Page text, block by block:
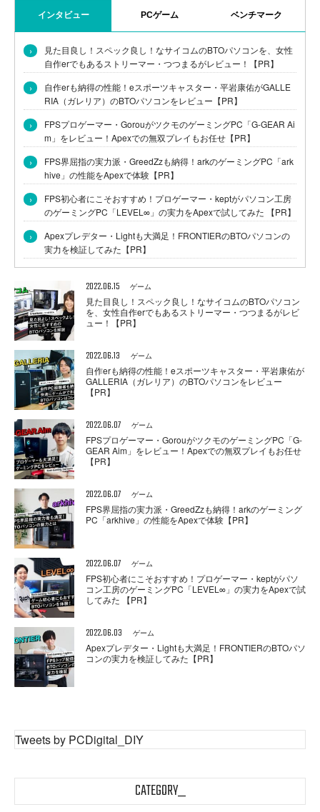
インタビュー PCゲーム ベンチマーク
›
見た目良し！スペック良し！なサイコムのBTOパソコンを、女性
自作erでもあるストリーマー・つつまるがレビュー！【PR】
›
自作erも納得の性能！eスポーツキャスター・平岩康佑がGALLE
RIA（ガレリア）のBTOパソコンをレビュー【PR】
›
FPSプロゲーマー・GorouがツクモのゲーミングPC「G-GEAR Ai
m」をレビュー！Apexでの無双プレイもお任せ【PR】
›
FPS界屈指の実力派・GreedZzも納得！arkのゲーミングPC「ark
hive」の性能をApexで体験【PR】
›
FPS初心者にこそおすすめ！プロゲーマー・keptがパソコン工房
のゲーミングPC「LEVEL∞」の実力をApexで試してみた 【PR】
›
Apexプレデター・Lightも大満足！FRONTIERのBTOパソコンの
実力を検証してみた【PR】
2022.06.15 ゲーム
見た目良し！スペック良し！なサイコムのBTOパソコン
を、女性自作erでもあるストリーマー・つつまるがレビ
ュー！【PR】
2022.06.13 ゲーム
自作erも納得の性能！eスポーツキャスター・平岩康佑が
GALLERIA（ガレリア）のBTOパソコンをレビュー
【PR】
2022.06.07 ゲーム
FPSプロゲーマー・GorouがツクモのゲーミングPC「G-
GEAR Aim」をレビュー！Apexでの無双プレイもお任せ
【PR】
2022.06.07 ゲーム
FPS界屈指の実力派・GreedZzも納得！arkのゲーミング
PC「arkhive」の性能をApexで体験【PR】
2022.06.07 ゲーム
FPS初心者にこそおすすめ！プロゲーマー・keptがパソ
コン工房のゲーミングPC「LEVEL∞」の実力をApexで試
してみた 【PR】
2022.06.03 ゲーム
Apexプレデター・Lightも大満足！FRONTIERのBTOパソ
コンの実力を検証してみた【PR】
Tweets by PCDigital_DIY
CATEGORY_